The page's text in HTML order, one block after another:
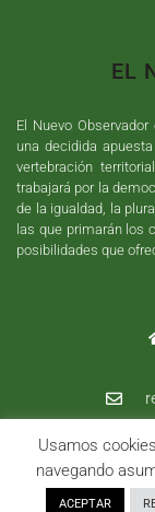
EL
El Nuevo
una decidida
vertebración
trabajará por la
de la igualdad, la
las que primarán los
posibilidades que
Copyright ©2026
yDesarrollo| All
Usamos
navegando
ACEPTAR